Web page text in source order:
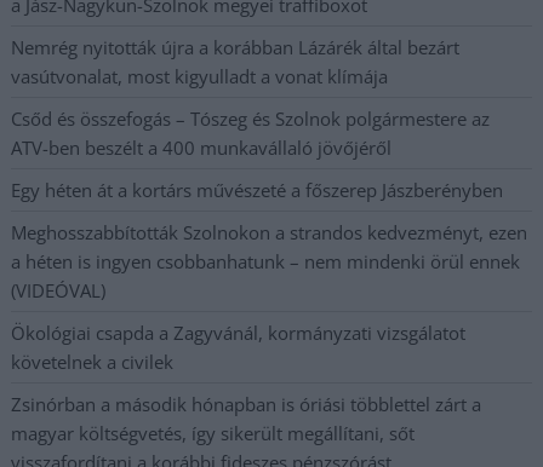
Nemrég nyitották újra a korábban Lázárék által bezárt
vasútvonalat, most kigyulladt a vonat klímája
Csőd és összefogás – Tószeg és Szolnok polgármestere az
ATV-ben beszélt a 400 munkavállaló jövőjéről
Egy héten át a kortárs művészeté a főszerep Jászberényben
Meghosszabbították Szolnokon a strandos kedvezményt, ezen
a héten is ingyen csobbanhatunk – nem mindenki örül ennek
(VIDEÓVAL)
Ökológiai csapda a Zagyvánál, kormányzati vizsgálatot
követelnek a civilek
Zsinórban a második hónapban is óriási többlettel zárt a
magyar költségvetés, így sikerült megállítani, sőt
visszafordítani a korábbi fideszes pénzszórást